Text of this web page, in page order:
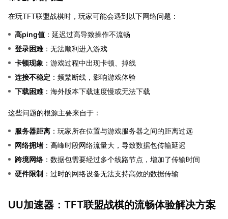
在玩TFT联盟战棋时，玩家可能会遇到以下网络问题：
高ping值 ：延迟过高导致操作不流畅
登录困难：无法顺利进入游戏
卡顿现象 ：游戏过程中出现卡顿、掉线
连接不稳定 ：频繁断线，影响游戏体验
下载困难：海外版本下载速度慢或无法下载
这些问题的根源主要来自于：
服务器距离 ：玩家所在位置与游戏服务器之间的距离过远
网络拥堵 ：高峰时段网络流量大，导致数据包传输延迟
跨境网络 ：数据包需要经过多个线路节点，增加了传输时间
硬件限制 ：过时的网络设备无法支持高效的数据传输
UU加速器：TFT联盟战棋的流畅体验解决方案